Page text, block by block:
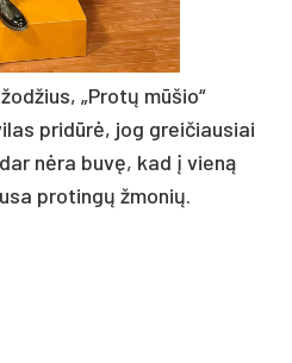
„Protų mūšio“
pridūrė, jog greičiausiai
nėra buvę, kad į vieną
protingų žmonių.